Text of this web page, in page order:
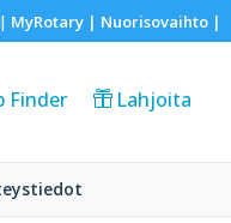
| MyRotary | Nuorisovaihto|
Finder Lahjoita